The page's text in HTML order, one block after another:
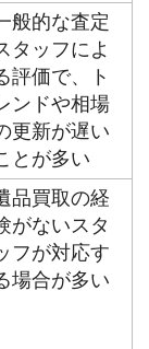
般的な査定
タッフによ
評価で、ト
ンドや相場
更新が遅い
とが多い
品買取の経
がないスタ
フが対応す
場合が多い